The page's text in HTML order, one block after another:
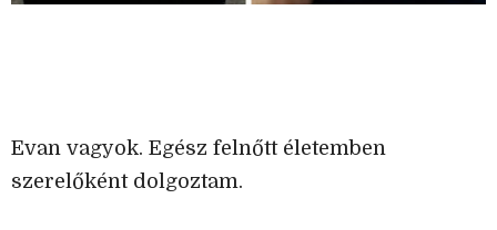
Evan vagyok. Egész felnőtt életemben
szerelőként dolgoztam.